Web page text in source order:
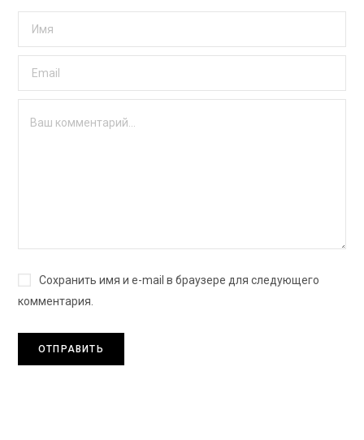
Сохранить имя и e-mail в браузере для следующего
комментария.